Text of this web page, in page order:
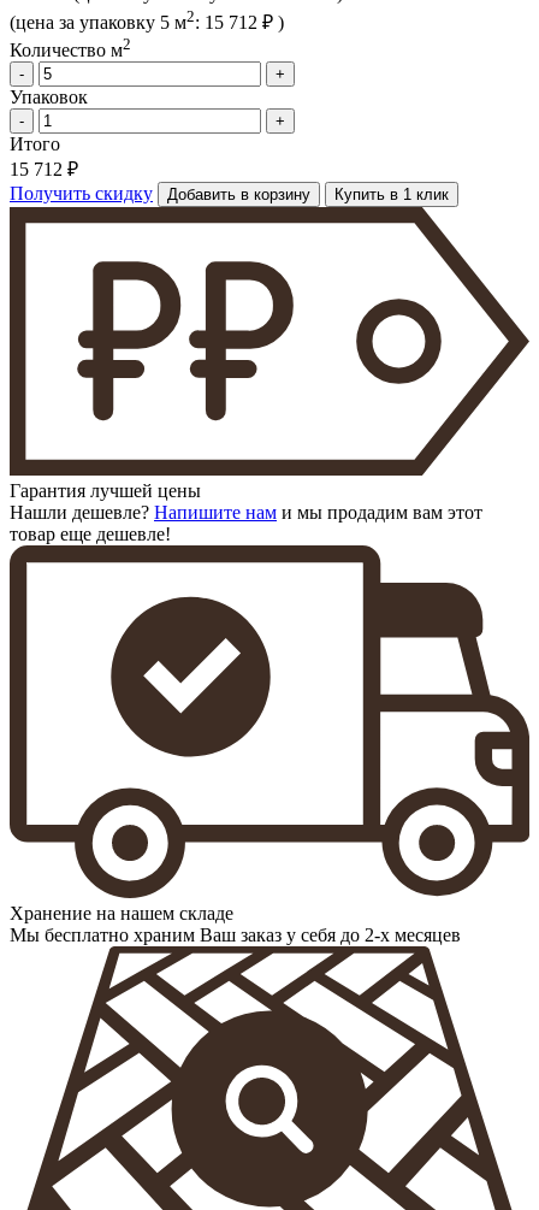
(цена за упаковку 5 м2: 15 712 ₽ )
Количество м2
-
+
Упаковок
- +
Итого
15 712 ₽
Получить скидку
Добавить в корзину Купить в 1 клик
Гарантия лучшей цены
Нашли дешевле? Напишите нам и мы продадим вам этот
товар еще дешевле!
Хранение на нашем складе
Мы бесплатно храним Ваш заказ у себя до 2-х месяцев